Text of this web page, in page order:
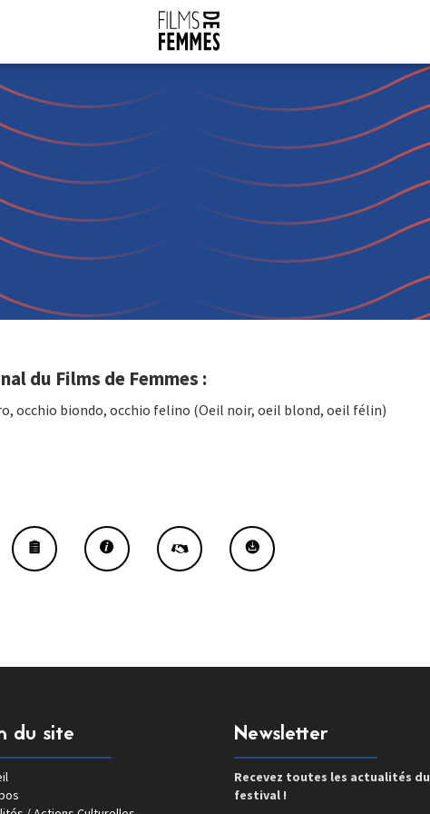
du Films de Femmes :
occhio biondo, occhio felino (Oeil noir, oeil blond, oeil félin)
du site Newsletter
Recevez toutes les actualités du
festival !